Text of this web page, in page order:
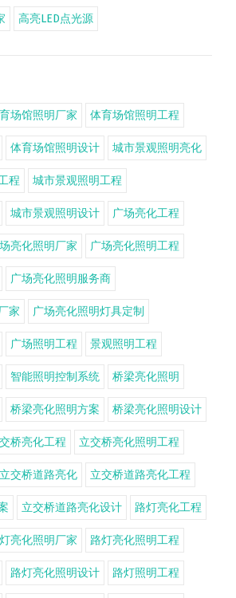
高亮LED点光源
场馆照明厂家 体育场馆照明工程
体育场馆照明设计 城市景观照明亮化
程 城市景观照明工程
城市景观照明设计 广场亮化工程
亮化照明厂家 广场亮化照明工程
广场亮化照明服务商
家 广场亮化照明灯具定制
广场照明工程 景观照明工程
智能照明控制系统 桥梁亮化照明
桥梁亮化照明方案 桥梁亮化照明设计
桥亮化工程 立交桥亮化照明工程
立交桥道路亮化 立交桥道路亮化工程
立交桥道路亮化设计 路灯亮化工程
亮化照明厂家 路灯亮化照明工程
路灯亮化照明设计 路灯照明工程